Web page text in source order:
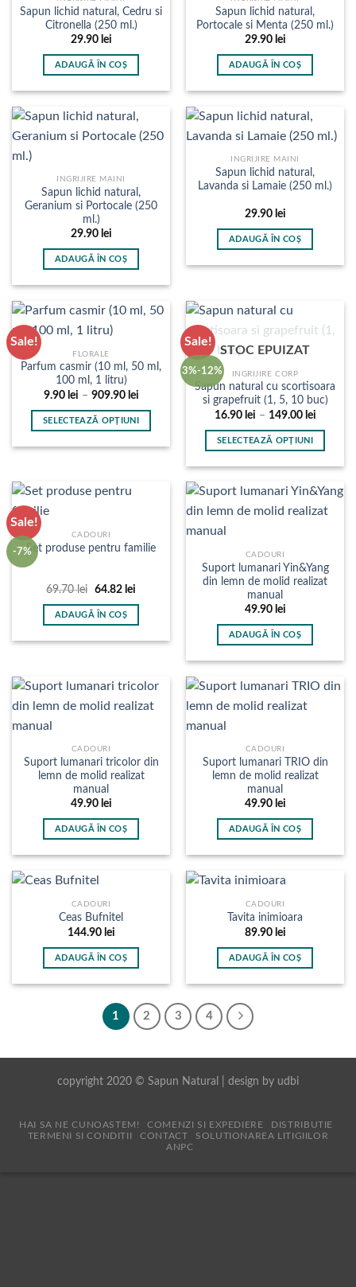
Sapun lichid natural, Cedru si
Citronella (250 ml.)
29.90 lei
ADAUGĂ ÎN COȘ
Sapun lichid natural,
Portocale si Menta (250 ml.)
29.90 lei
ADAUGĂ ÎN COȘ
INGRIJIRE MAINI
Sapun lichid natural,
Geranium si Portocale (250
ml.)
29.90 lei
ADAUGĂ ÎN COȘ
INGRIJIRE MAINI
Sapun lichid natural,
Lavanda si Lamaie (250 ml.)
29.90 lei
ADAUGĂ ÎN COȘ
Sale!
FLORALE
Parfum casmir (10 ml, 50 ml,
100 ml, 1 litru)
9.90 lei – 909.90 leiInterval
prețuri:
9.90 lei
la
SELECTEAZĂ OPȚIUNI
mai
Opțiunile
pot
alese
în
pagina
produsului.
Sale!
3%-12%
STOC EPUIZAT
INGRIJIRE CORP
Sapun natural cu scortisoara
si grapefruit (1, 5, 10 buc)
16.90 lei – 149.00 leiInterval
prețuri:
la
SELECTEAZĂ OPȚIUNI
are
mai
Opțiunile
pot
fi
alese
în
pagina
produsului.
Sale!
-7%
CADOURI
Set produse pentru familie
69.70lei
Prețul
a
fost:
64.82 leiPrețul
ADAUGĂ ÎN COȘ
CADOURI
Suport lumanari Yin&Yang
din lemn de molid realizat
manual
49.90 lei
ADAUGĂ ÎN COȘ
CADOURI
Suport lumanari tricolor din
lemn de molid realizat
manual
49.90 lei
ADAUGĂ ÎN COȘ
CADOURI
Suport lumanari TRIO din
lemn de molid realizat
manual
49.90 lei
ADAUGĂ ÎN COȘ
CADOURI
Ceas Bufnitel
144.90 lei
ADAUGĂ ÎN COȘ
CADOURI
Tavita inimioara
89.90 lei
ADAUGĂ ÎN COȘ
1 2 3 4
copyright 2020 © Sapun Natural | design by udbi
HAI SA NE CUNOASTEM! COMENZI SI EXPEDIERE
DISTRIBUTIE
TERMENI SI CONDITII
CONTACT
SOLUTIONAREA LITIGIILOR
ANPC